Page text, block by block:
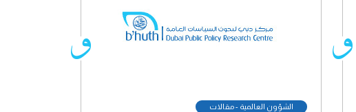
الشؤون العالمية - مقالات